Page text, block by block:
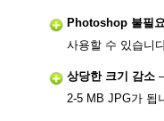
Photoshop 불필
사용할 수 있습니
상당한 크기 감소
2-5 MB JPG가 됩